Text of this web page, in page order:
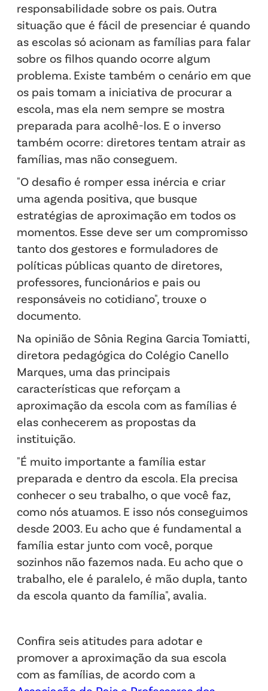
responsabilidade sobre os pais. Outra
situação que é fácil de presenciar é quando
as escolas só acionam as famílias para falar
sobre os filhos quando ocorre algum
problema. Existe também o cenário em que
os pais tomam a iniciativa de procurar a
escola, mas ela nem sempre se mostra
preparada para acolhê-los. E o inverso
também ocorre: diretores tentam atrair as
famílias, mas não conseguem.
"O desafio é romper essa inércia e criar
uma agenda positiva, que busque
estratégias de aproximação em todos os
momentos. Esse deve ser um compromisso
tanto dos gestores e formuladores de
políticas públicas quanto de diretores,
professores, funcionários e pais ou
responsáveis no cotidiano", trouxe o
documento.
Na opinião de Sônia Regina Garcia Tomiatti,
diretora pedagógica do Colégio Canello
Marques, uma das principais
características que reforçam a
aproximação da escola com as famílias é
elas conhecerem as propostas da
instituição.
"É muito importante a família estar
preparada e dentro da escola. Ela precisa
conhecer o seu trabalho, o que você faz,
como nós atuamos. E isso nós conseguimos
desde 2003. Eu acho que é fundamental a
família estar junto com você, porque
sozinhos não fazemos nada. Eu acho que o
trabalho, ele é paralelo, é mão dupla, tanto
da escola quanto da família", avalia.
Confira seis atitudes para adotar e
promover a aproximação da sua escola
com as famílias, de acordo com a